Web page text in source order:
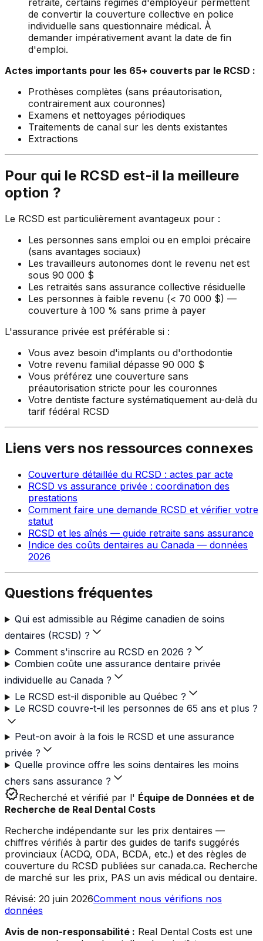
de convertir la couverture collective en police
individuelle sans questionnaire médical. À
demander impérativement avant la date de fin
d'emploi.
Actes importants pour les 65+ couverts par le RCSD :
Prothèses complètes (sans préautorisation,
contrairement aux couronnes)
Examens et nettoyages périodiques
Traitements de canal sur les dents existantes
Extractions
Pour qui le RCSD est-il la meilleure
option ?
Le RCSD est particulièrement avantageux pour :
Les personnes sans emploi ou en emploi précaire
(sans avantages sociaux)
Les travailleurs autonomes dont le revenu net est
sous 90 000 $
Les retraités sans assurance collective résiduelle
Les personnes à faible revenu (< 70 000 $) —
couverture à 100 % sans prime à payer
L'assurance privée est préférable si :
Vous avez besoin d'implants ou d'orthodontie
Votre revenu familial dépasse 90 000 $
Vous préférez une couverture sans
préautorisation stricte pour les couronnes
Votre dentiste facture systématiquement au-delà du
tarif fédéral RCSD
Liens vers nos ressources connexes
Couverture détaillée du RCSD : actes par acte
RCSD vs assurance privée : coordination des
prestations
Comment faire une demande RCSD et vérifier votre
statut
RCSD et les aînés — guide retraite sans assurance
Indice des coûts dentaires au Canada — données
2026
Questions fréquentes
Qui est admissible au Régime canadien de soins
dentaires (RCSD) ?
Comment s'inscrire au RCSD en 2026 ?
Combien coûte une assurance dentaire privée
individuelle au Canada ?
Le RCSD est-il disponible au Québec ?
Le RCSD couvre-t-il les personnes de 65 ans et plus ?
Peut-on avoir à la fois le RCSD et une assurance
privée ?
Quelle province offre les soins dentaires les moins
chers sans assurance ?
verifiedRecherché et vérifié par l' Équipe de Données et de
Recherche de Real Dental Costs
Recherche indépendante sur les prix dentaires —
chiffres vérifiés à partir des guides de tarifs suggérés
provinciaux (ACDQ, ODA, BCDA, etc.) et des règles de
couverture du RCSD publiées sur canada.ca. Recherche
de marché sur les prix, PAS un avis médical ou dentaire.
Révisé: 20 juin 2026Comment nous vérifions nos
données
Avis de non-responsabilité : Real Dental Costs est une